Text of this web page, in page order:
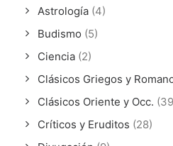
Astrología (4)
Budismo (5)
Ciencia (2)
Clásicos Griegos y
Clásicos Oriente y Occ.
Críticos y Eruditos (28)